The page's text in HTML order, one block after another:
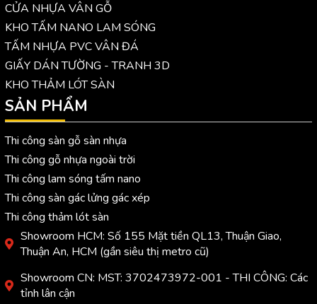
CỬA NHỰA VÂN GỖ
KHO TẤM NANO LAM SÓNG
TẤM NHỰA PVC VÂN ĐÁ
GIẤY DÁN TƯỜNG - TRANH 3D
KHO THẢM LÓT SÀN
SẢN PHẨM
Thi công sàn gỗ sàn nhựa
Thi công gỗ nhựa ngoài trời
Thi công lam sóng tấm nano
Thi công sàn gác lửng gác xép
Thi công thảm lót sàn
Showroom HCM: Số 155 Mặt tiền QL13, Thuận Giao,
Thuận An, HCM (gần siêu thị metro cũ)
Showroom CN: MST: 3702473972-001 - THI CÔNG: Các
tỉnh lân cận